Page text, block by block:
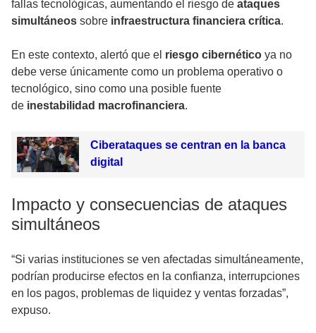
fallas tecnológicas, aumentando el riesgo de ataques
simultáneos sobre infraestructura financiera crítica.
En este contexto, alertó que el riesgo cibernético ya no
debe verse únicamente como un problema operativo o
tecnológico, sino como una posible fuente
de inestabilidad macrofinanciera.
Ciberataques se centran en la banca
digital
Impacto y consecuencias de ataques
simultáneos
“Si varias instituciones se ven afectadas simultáneamente,
podrían producirse efectos en la confianza, interrupciones
en los pagos, problemas de liquidez y ventas forzadas”,
expuso.